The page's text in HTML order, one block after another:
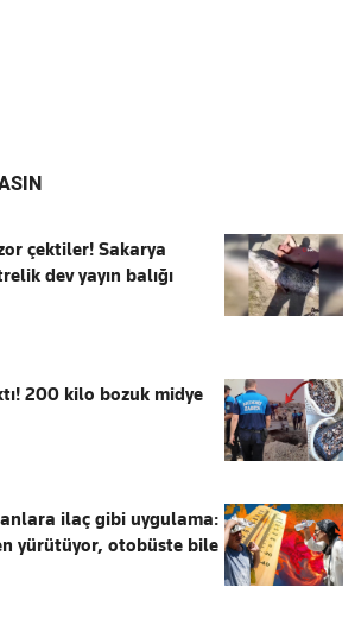
çektiler! Sakarya
dev yayın balığı
200 kilo bozuk midye
ilaç gibi uygulama:
yürütüyor, otobüste bile